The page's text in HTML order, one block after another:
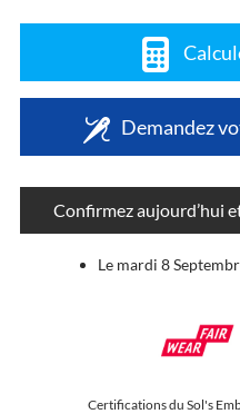
Demandez
Confirmez aujourd’hui
Le mardi 8
Certifications du Sol's